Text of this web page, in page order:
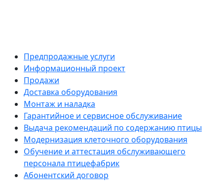
Предпродажные услуги
Информационный проект
Продажи
Доставка оборудования
Монтаж и наладка
Гарантийное и сервисное обслуживание
Выдача рекомендаций по содержанию птицы
Модернизация клеточного оборудования
Обучение и аттестация обслуживающего
персонала птицефабрик
Абонентский договор